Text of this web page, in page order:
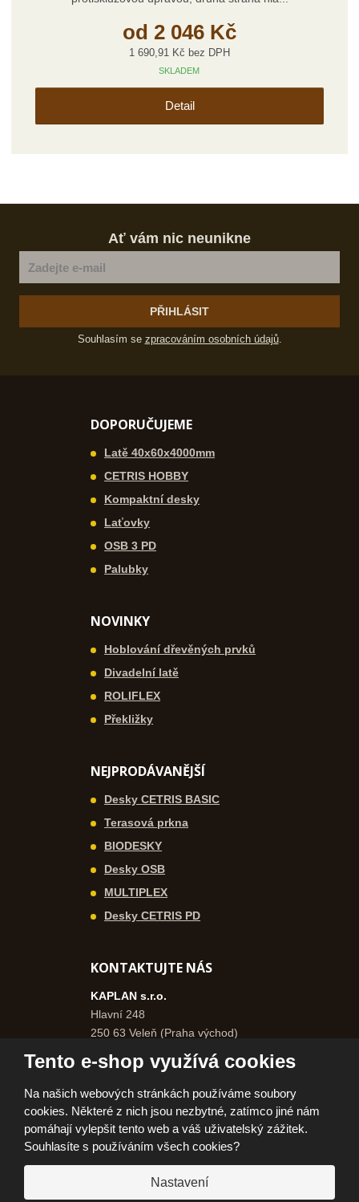
Tento e-shop využívá cookies
Na našich webových stránkách používáme soubory
cookies. Některé z nich jsou nezbytné, zatímco jiné nám
pomáhají vylepšit tento web a váš uživatelský zážitek.
Souhlasíte s používáním všech cookies?
Nastavení
od 2 046 Kč
1 690,91 Kč bez DPH
Detail
SKLADEM
Ať vám nic neunikne
PŘIHLÁSIT
Souhlasím se zpracováním osobních údajů.
DOPORUČUJEME
Latě 40x60x4000mm
CETRIS HOBBY
Kompaktní desky
Laťovky
OSB 3 PD
Palubky
NOVINKY
Hoblování dřevěných prvků
Divadelní latě
ROLIFLEX
Překližky
NEJPRODÁVANĚJŠÍ
Desky CETRIS BASIC
Terasová prkna
BIODESKY
Desky OSB
MULTIPLEX
Desky CETRIS PD
KONTAKTUJTE NÁS
KAPLAN s.r.o.
Hlavní 248
250 63 Veleň (Praha východ)
+420 606 962 046
info@kaplanpraha.cz
© 2026, KAPLAN, s.r.o.